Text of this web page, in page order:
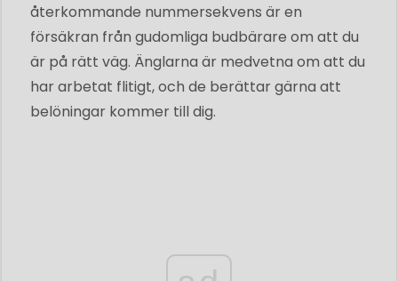
återkommande nummersekvens är en
försäkran från gudomliga budbärare om att du
är på rätt väg. Änglarna är medvetna om att du
har arbetat flitigt, och de berättar gärna att
belöningar kommer till dig.